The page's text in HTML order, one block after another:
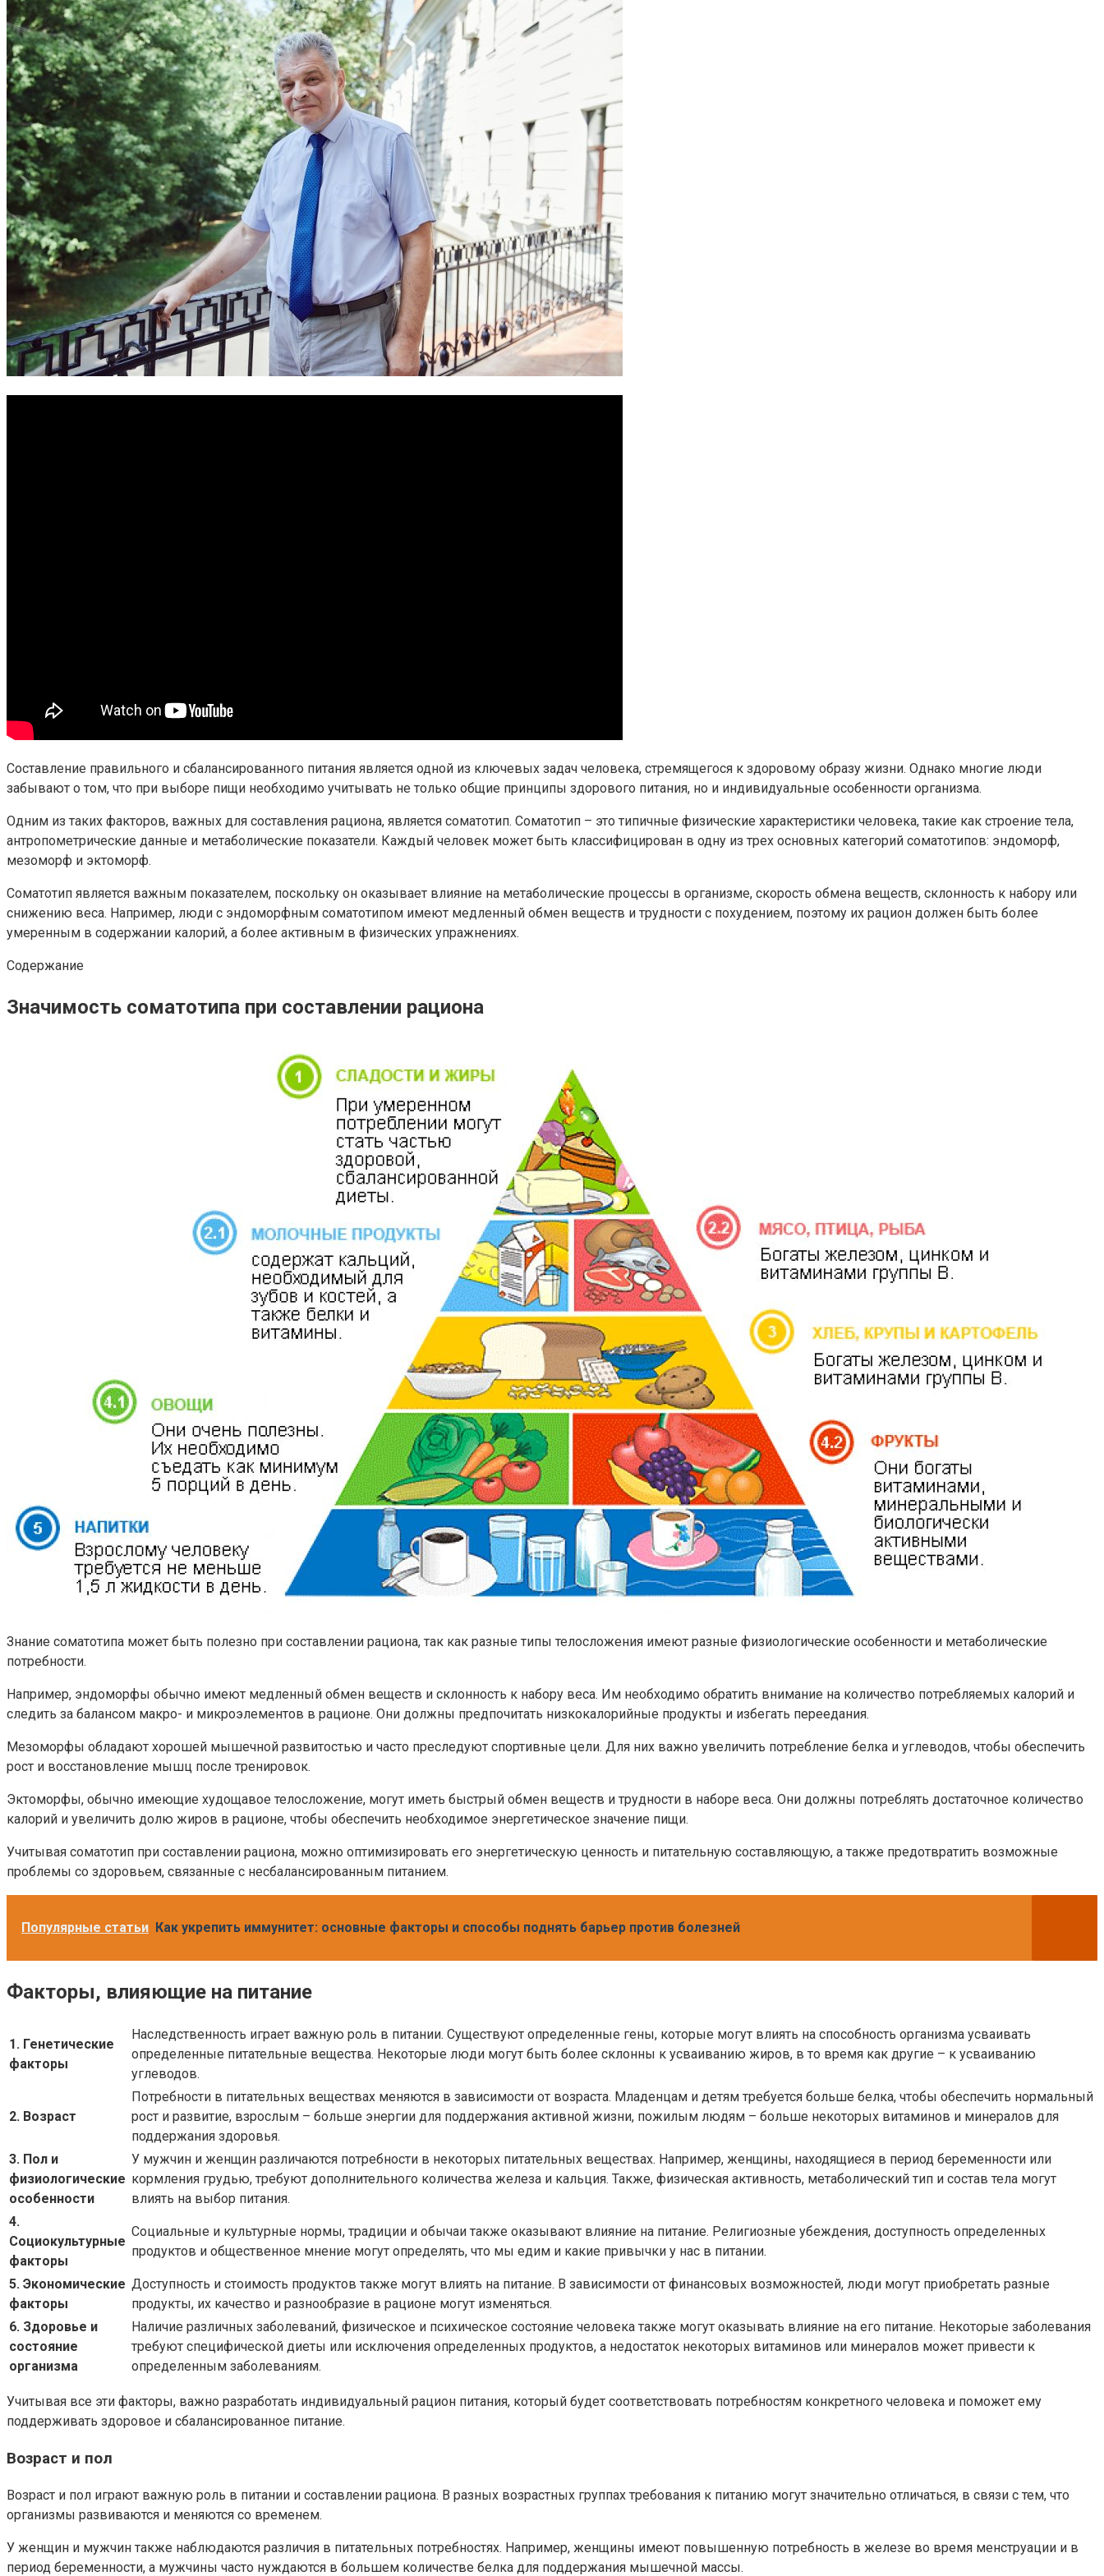
Составление правильного и сбалансированного питания является одной из ключевых задач человека, стремящегося к здоровому образу жизни. Однако многие люди
забывают о том, что при выборе пищи необходимо учитывать не только общие принципы здорового питания, но и индивидуальные особенности организма.
Одним из таких факторов, важных для составления рациона, является соматотип. Соматотип – это типичные физические характеристики человека, такие как строение тела,
антропометрические данные и метаболические показатели. Каждый человек может быть классифицирован в одну из трех основных категорий соматотипов: эндоморф,
мезоморф и эктоморф.
Соматотип является важным показателем, поскольку он оказывает влияние на метаболические процессы в организме, скорость обмена веществ, склонность к набору или
снижению веса. Например, люди с эндоморфным соматотипом имеют медленный обмен веществ и трудности с похудением, поэтому их рацион должен быть более
умеренным в содержании калорий, а более активным в физических упражнениях.
Содержание
Значимость соматотипа при составлении рациона
Знание соматотипа может быть полезно при составлении рациона, так как разные типы телосложения имеют разные физиологические особенности и метаболические
потребности.
Например, эндоморфы обычно имеют медленный обмен веществ и склонность к набору веса. Им необходимо обратить внимание на количество потребляемых калорий и
следить за балансом макро- и микроэлементов в рационе. Они должны предпочитать низкокалорийные продукты и избегать переедания.
Мезоморфы обладают хорошей мышечной развитостью и часто преследуют спортивные цели. Для них важно увеличить потребление белка и углеводов, чтобы обеспечить
рост и восстановление мышц после тренировок.
Эктоморфы, обычно имеющие худощавое телосложение, могут иметь быстрый обмен веществ и трудности в наборе веса. Они должны потреблять достаточное количество
калорий и увеличить долю жиров в рационе, чтобы обеспечить необходимое энергетическое значение пищи.
Учитывая соматотип при составлении рациона, можно оптимизировать его энергетическую ценность и питательную составляющую, а также предотвратить возможные
проблемы со здоровьем, связанные с несбалансированным питанием.
Популярные статьи Как укрепить иммунитет: основные факторы и способы поднять барьер против болезней
Факторы, влияющие на питание
1. Генетические
факторы
Наследственность играет важную роль в питании. Существуют определенные гены, которые могут влиять на способность организма усваивать
определенные питательные вещества. Некоторые люди могут быть более склонны к усваиванию жиров, в то время как другие – к усваиванию
углеводов.
2. Возраст
Потребности в питательных веществах меняются в зависимости от возраста. Младенцам и детям требуется больше белка, чтобы обеспечить нормальный
рост и развитие, взрослым – больше энергии для поддержания активной жизни, пожилым людям – больше некоторых витаминов и минералов для
поддержания здоровья.
3. Пол и
физиологические
особенности
У мужчин и женщин различаются потребности в некоторых питательных веществах. Например, женщины, находящиеся в период беременности или
кормления грудью, требуют дополнительного количества железа и кальция. Также, физическая активность, метаболический тип и состав тела могут
влиять на выбор питания.
4.
Социокультурные
факторы
Социальные и культурные нормы, традиции и обычаи также оказывают влияние на питание. Религиозные убеждения, доступность определенных
продуктов и общественное мнение могут определять, что мы едим и какие привычки у нас в питании.
5. Экономические
факторы
Доступность и стоимость продуктов также могут влиять на питание. В зависимости от финансовых возможностей, люди могут приобретать разные
продукты, их качество и разнообразие в рационе могут изменяться.
6. Здоровье и
состояние
организма
Наличие различных заболеваний, физическое и психическое состояние человека также могут оказывать влияние на его питание. Некоторые заболевания
требуют специфической диеты или исключения определенных продуктов, а недостаток некоторых витаминов или минералов может привести к
определенным заболеваниям.
Учитывая все эти факторы, важно разработать индивидуальный рацион питания, который будет соответствовать потребностям конкретного человека и поможет ему
поддерживать здоровое и сбалансированное питание.
Возраст и пол
Возраст и пол играют важную роль в питании и составлении рациона. В разных возрастных группах требования к питанию могут значительно отличаться, в связи с тем, что
организмы развиваются и меняются со временем.
У женщин и мужчин также наблюдаются различия в питательных потребностях. Например, женщины имеют повышенную потребность в железе во время менструации и в
период беременности, а мужчины часто нуждаются в большем количестве белка для поддержания мышечной массы.